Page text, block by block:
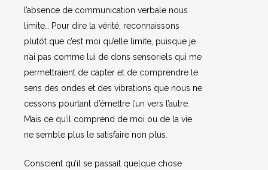
l’absence de communication verbale nous
limite… Pour dire la vérité, reconnaissons
plutôt que c’est moi qu’elle limite, puisque je
n’ai pas comme lui de dons sensoriels qui me
permettraient de capter et de comprendre le
sens des ondes et des vibrations que nous ne
cessons pourtant d’émettre l’un vers l’autre.
Mais ce qu’il comprend de moi ou de la vie
ne semble plus le satisfaire non plus.
Conscient qu’il se passait quelque chose